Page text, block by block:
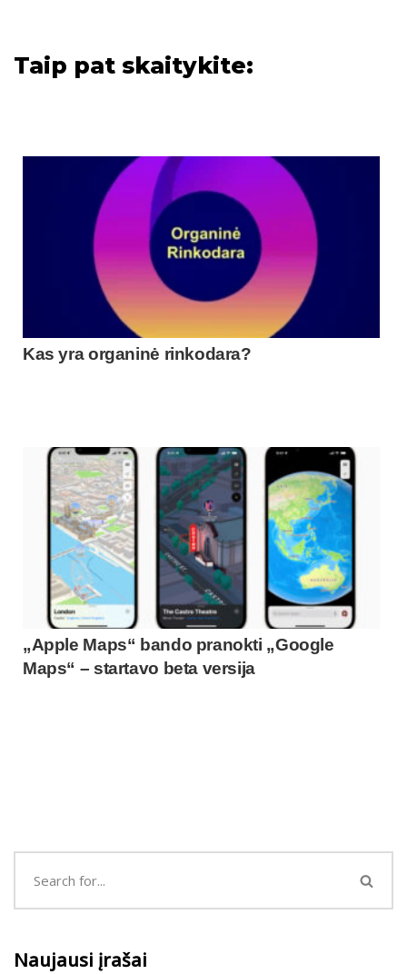
Taip pat skaitykite:
Kas yra organinė rinkodara?
„Apple Maps“ bando pranokti „Google
Maps“ – startavo beta versija
Naujausi įrašai